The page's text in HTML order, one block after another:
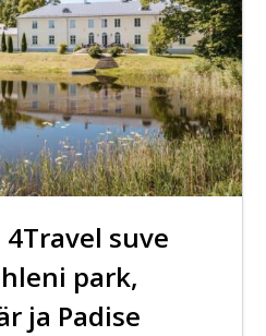
suve
park,
ja Padise